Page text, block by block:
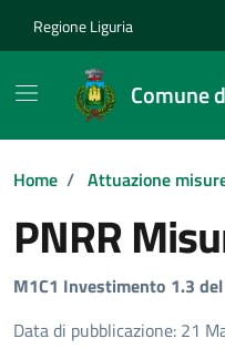
Regione Liguria
Comune
Home / Attuazione
PNRR
M1C1 Investimento 1.3 del
Data di pubblicazione: 21